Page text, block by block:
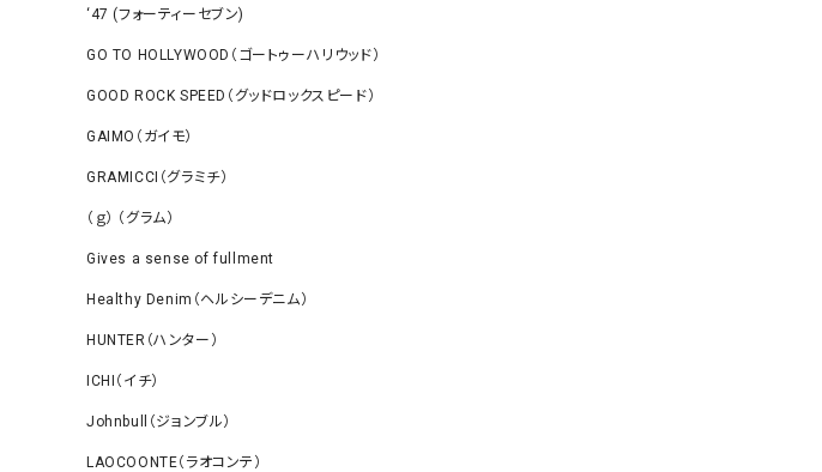
‘47 (フォーティーセブン)
GO TO HOLLYWOOD（ゴートゥーハリウッド）
GOOD ROCK SPEED（グッドロックスピード）
GAIMO（ガイモ）
GRAMICCI（グラミチ）
（ｇ） （グラム）
Gives a sense of fullment
Healthy Denim（ヘルシーデニム）
HUNTER（ハンター）
ICHI（イチ）
Johnbull（ジョンブル）
LAOCOONTE（ラオコンテ）